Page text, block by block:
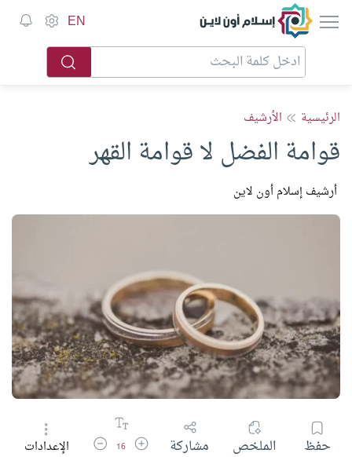
إسلام أون لاين EN
الرئيسية الأرشيف
قوامة الفضل لا قوامة القهر
أرشيف إسلام أون لاين
حفظ الملخص مشاركة زيادة حجم الخط
16 تقليل حجم الخط
الإعدادات